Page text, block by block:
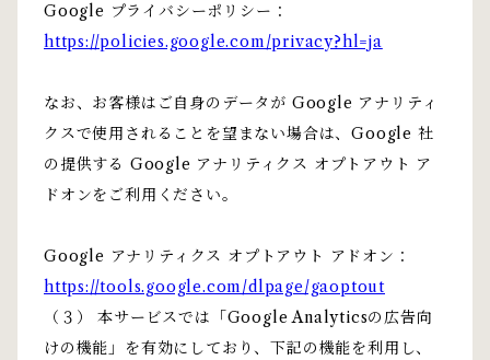
Google プライバシーポリシー：
https://policies.google.com/privacy?hl=ja
なお、お客様はご自身のデータが Google アナリティ
クスで使用されることを望まない場合は、Google 社
の提供する Google アナリティクス オプトアウト ア
ドオンをご利用ください。
Google アナリティクス オプトアウト アドオン：
https://tools.google.com/dlpage/gaoptout
（３） 本サービスでは「Google Analyticsの広告向
けの機能」を有効にしており、下記の機能を利用し、